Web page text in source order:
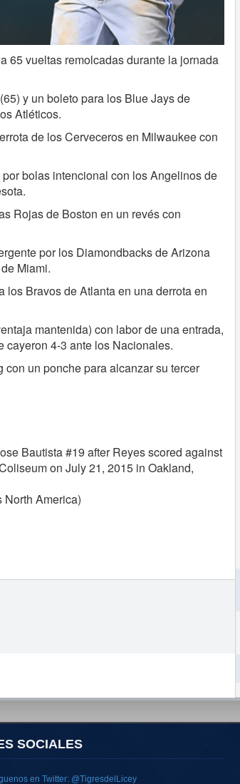
65 vueltas remolcadas durante la jornada
y un boleto para los Blue Jays de
Atléticos.
de los Cerveceros en Milwaukee con
bolas intencional con los Angelinos de
Rojas de Boston en un revés con
por los Diamondbacks de Arizona
Miami.
Bravos de Atlanta en una derrota en
mantenida) con labor de una entrada,
cayeron 4-3 ante los Nacionales.
un ponche para alcanzar su tercer
Bautista #19 after Reyes scored against
on July 21, 2015 in Oakland,
North America)
SOCIALES
en Twitter: @TigresdelLicey